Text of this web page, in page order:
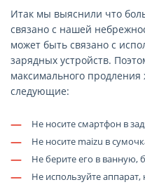
Итак мы выяснили что
связано с нашей
может быть связано с
зарядных устройств.
максимального
следующие:
— Не носите смартфон в
— Не носите maizu в
— Не берите его в ванную,
—
Не используйте